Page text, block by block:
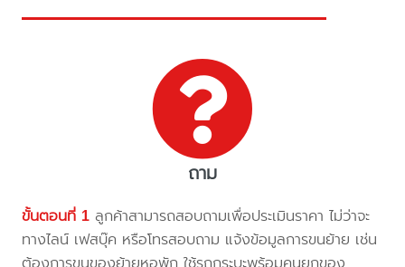
ถาม
ขั้นตอนที่ 1 ลูกค้าสามารถสอบถามเพื่อประเมินราคา ไม่ว่าจะ
ทางไลน์ เฟสบุ๊ค หรือโทรสอบถาม แจ้งข้อมูลการขนย้าย เช่น